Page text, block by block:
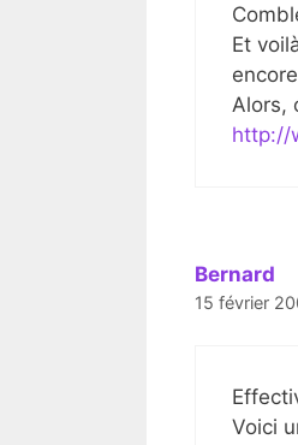
Et
Alors,
http://
Bernard
15 février
Voici